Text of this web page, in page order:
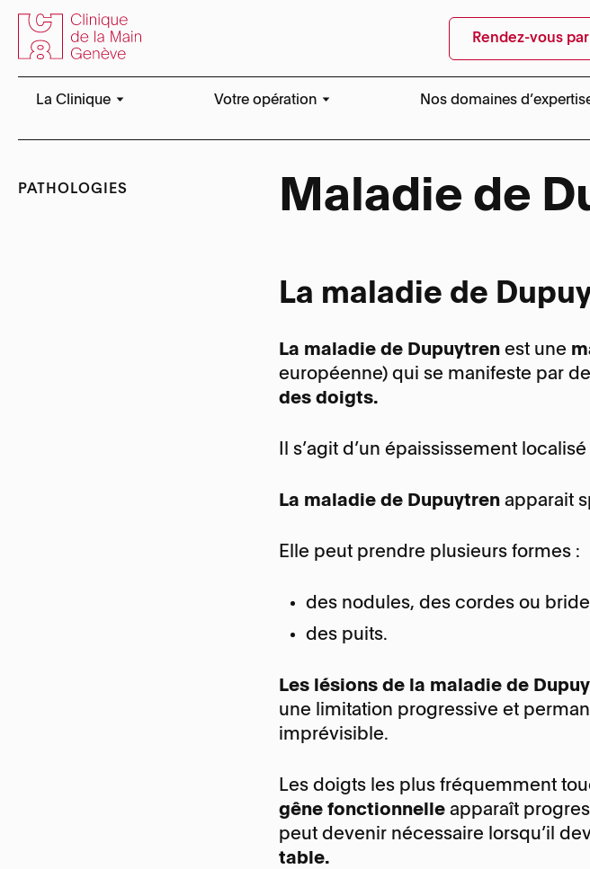
Rendez-vous
La Clinique
Equipe de soins
Votre opération
Avant l’opération
Casque VR
Risques et problèmes éventuels
Vidéo parcours patient au bloc
opératoire
Nos domaines
Médecine esthétique
Adresse :
Horaires :
Lundi –
Adresse : Rue des
Horaires :
Lundi –
Maladie de
La maladie de
La maladie de Dupuytren est une
européenne) qui se manifeste par
des doigts.
Il s’agit d’un épaississement
La maladie de Dupuytren apparait
Elle peut prendre plusieurs formes :
des nodules, des cordes ou
des puits.
Les lésions de la maladie de
une limitation progressive et
imprévisible.
Les doigts les plus fréquemment
gêne fonctionnelle apparaît
peut devenir nécessaire lorsqu’il
table.
PATHOLOGIES